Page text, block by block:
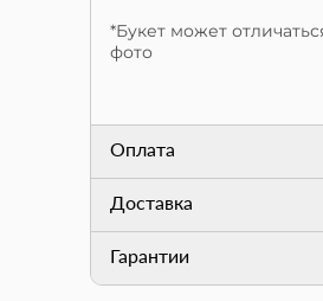
*Букет может
фото
Оплата
Доставка
Гарантии